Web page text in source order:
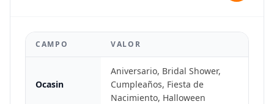
CAMPO VALOR
Ocasin
Aniversario, Bridal Shower,
Cumpleaños, Fiesta de
Nacimiento, Halloween